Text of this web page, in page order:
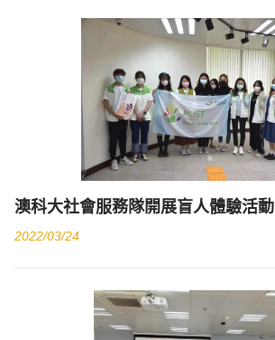
澳科大社會服務隊開展盲人體驗活動
2022/03/24